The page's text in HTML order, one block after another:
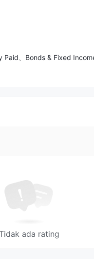
Paid、Bonds & Fixed
ada rating